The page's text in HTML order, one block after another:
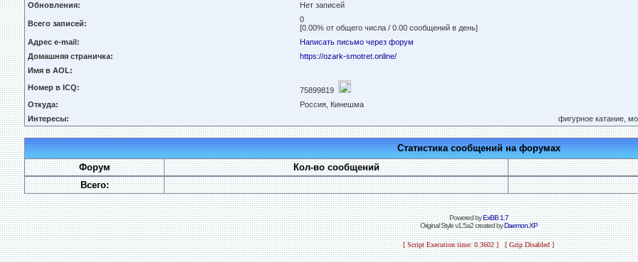
Обновления:
Нет записей
Всего записей:
0
[0.00% от общего числа / 0.00 сообщений в день]
Адрес e-mail:
Написать письмо через форум
Домашняя страничка:
https://ozark-smotret.online/
Имя в AOL:
Номер в ICQ:
75899819
Откуда:
Россия, Кинешма
Интересы:
фигурное катание,
Статистика сообщений на форумах
Форум
Кол-во сообщений
Всего:
Powered byExBB 1.7
Original Style v1.5a2 created byDaemon.XP
[ Script Execution time: 0.3602 ] [ Gzip Disabled ]